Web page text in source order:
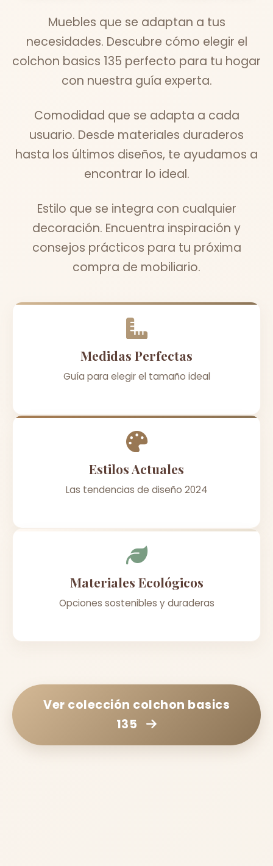
Muebles que se adaptan a tus
necesidades. Descubre cómo elegir el
colchon basics 135 perfecto para tu hogar
con nuestra guía experta.
Comodidad que se adapta a cada
usuario. Desde materiales duraderos
hasta los últimos diseños, te ayudamos a
encontrar lo ideal.
Estilo que se integra con cualquier
decoración. Encuentra inspiración y
consejos prácticos para tu próxima
compra de mobiliario.
Medidas Perfectas
Guía para elegir el tamaño ideal
Estilos Actuales
Las tendencias de diseño 2024
Materiales Ecológicos
Opciones sostenibles y duraderas
Ver colección colchon basics
135